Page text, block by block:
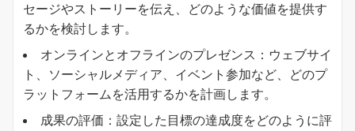
セージやストーリーを伝え、どのような価値を提供す
るかを検討します。
オンラインとオフラインのプレゼンス：ウェブサイ
ト、ソーシャルメディア、イベント参加など、どのプ
ラットフォームを活用するかを計画します。
成果の評価：設定した目標の達成度をどのように評